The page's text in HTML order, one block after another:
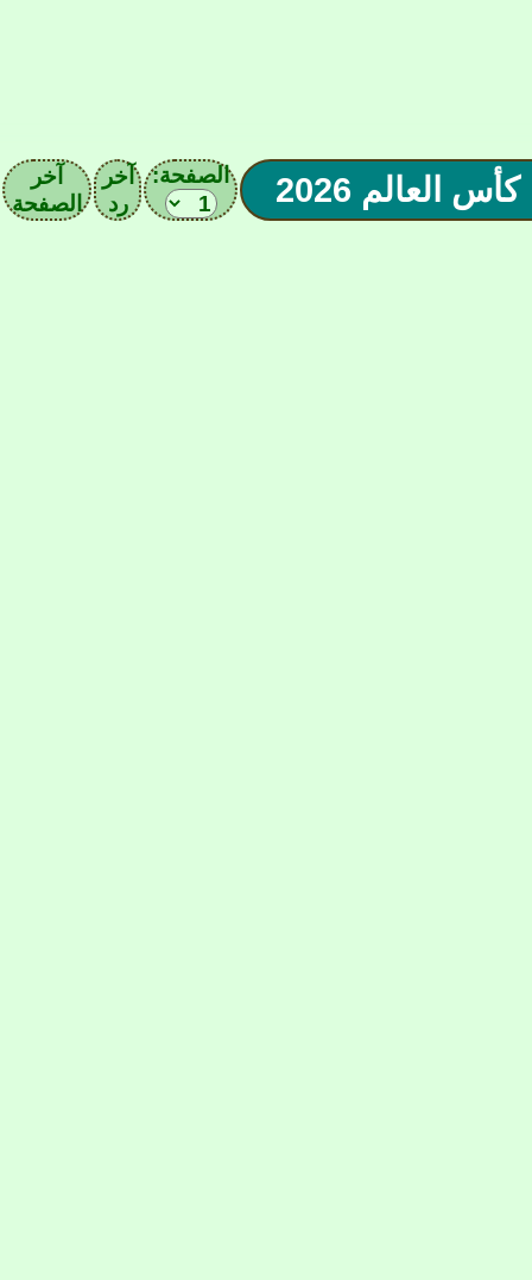
الصفحة:
آخر
رد
آخر
الصفحة